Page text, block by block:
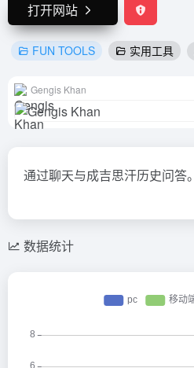
打开网站
FUN TOOLS 实用工具
Gengis Khan
通过聊天与成吉思汗历史问答。
数据统计